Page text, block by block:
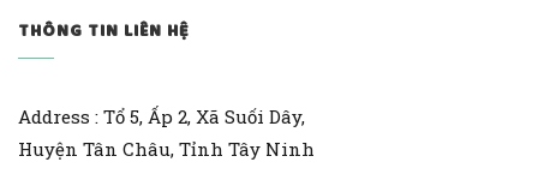
THÔNG TIN LIÊN HỆ
Address : Tổ 5, Ấp 2, Xã Suối Dây,
Huyện Tân Châu, Tỉnh Tây Ninh